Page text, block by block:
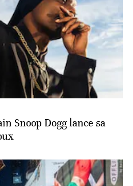
Snoop Dogg lance sa